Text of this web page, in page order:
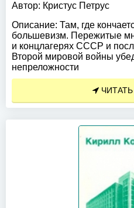
Автор: Кристус Петрус
Описание: Там, где
большевизм. Пережитые
и концлагерях СССР и
Второй мировой войны
непреложности